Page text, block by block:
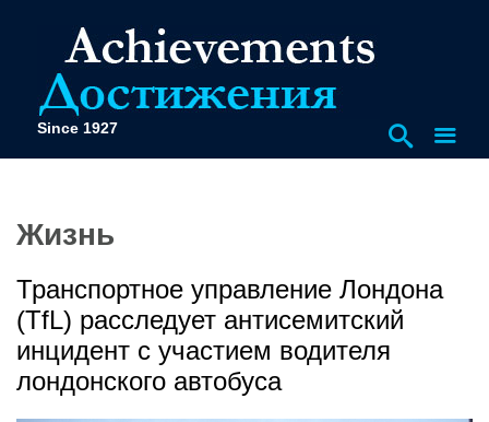
Since 1927
Жизнь
Транспортное управление Лондона
(TfL) расследует антисемитский
инцидент с участием водителя
лондонского автобуса